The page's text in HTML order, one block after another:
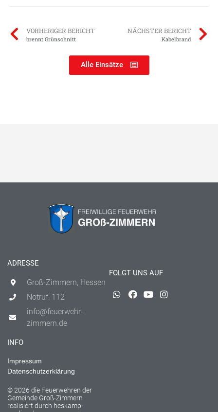
VORHERIGER BERICHT
brennt Grünschnitt
NÄCHSTER BERICHT
Kabelbrand
Alle Einsätze
ADRESSE
Groß-Zimmern, Hessen
Notruf: 112
info@feuerwehr-
zimmern.de
FOLGT UNS AUF
INFO
Impressum
Datenschutzerklärung
© 2026 die Feuerwehren der
Gemeinde Groß-Zimmern
realisiert durch heskamp-